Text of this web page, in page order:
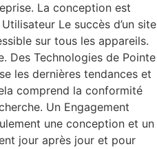
La conception est
Le succès d’un site
sur tous les appareils.
Des Technologies de Pointe
les dernières tendances et
comprend la conformité
Un Engagement
une conception et un
jour après jour et pour